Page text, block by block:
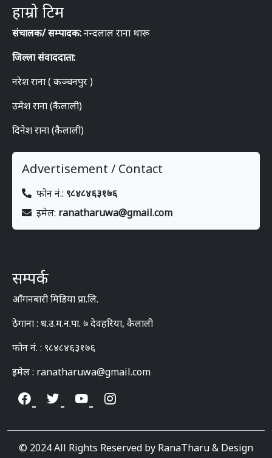
हाम्रो टिम
संचालक/ सम्पादक:नन्दलाल राना थारू
जिल्ला संवाददाता:
नरेश राना ( कञ्चनपुर )
उमेश राना (कैलाली)
दिनेश राना (कैलाली)
Advertisement / Contact
फोन नं.: ९८४८४६३१७६
इमेल: ranatharuwa@gmail.com
सम्पर्क
आँगनबारी मिडिया प्रा.लि.
ठेगाना : ध.उ.म.न.पा. ७ देवहरिया, कैलाली
फोन नं. : ९८४८४६३१७६
इमेल : ranatharuwa@gmail.com
© 2024 All Rights Reserved by RanaTharu & Design